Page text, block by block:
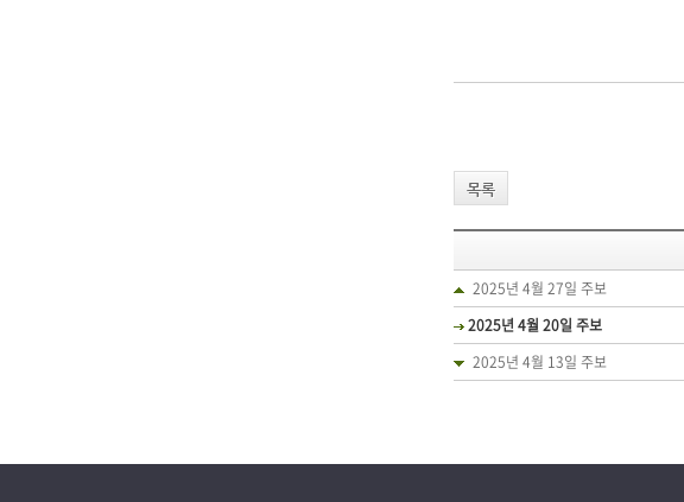
목록
2025년 4월 27일 주보
2025년 4월 20일 주보
2025년 4월 13일 주보